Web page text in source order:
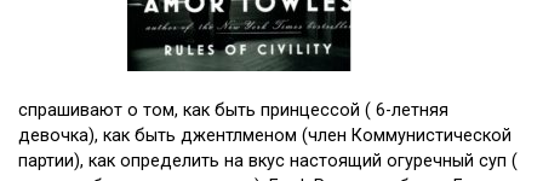
спрашивают о том, как быть принцессой ( 6-летняя
девочка), как быть джентлменом (член Коммунистической
партии), как определить на вкус настоящий огуречный суп (